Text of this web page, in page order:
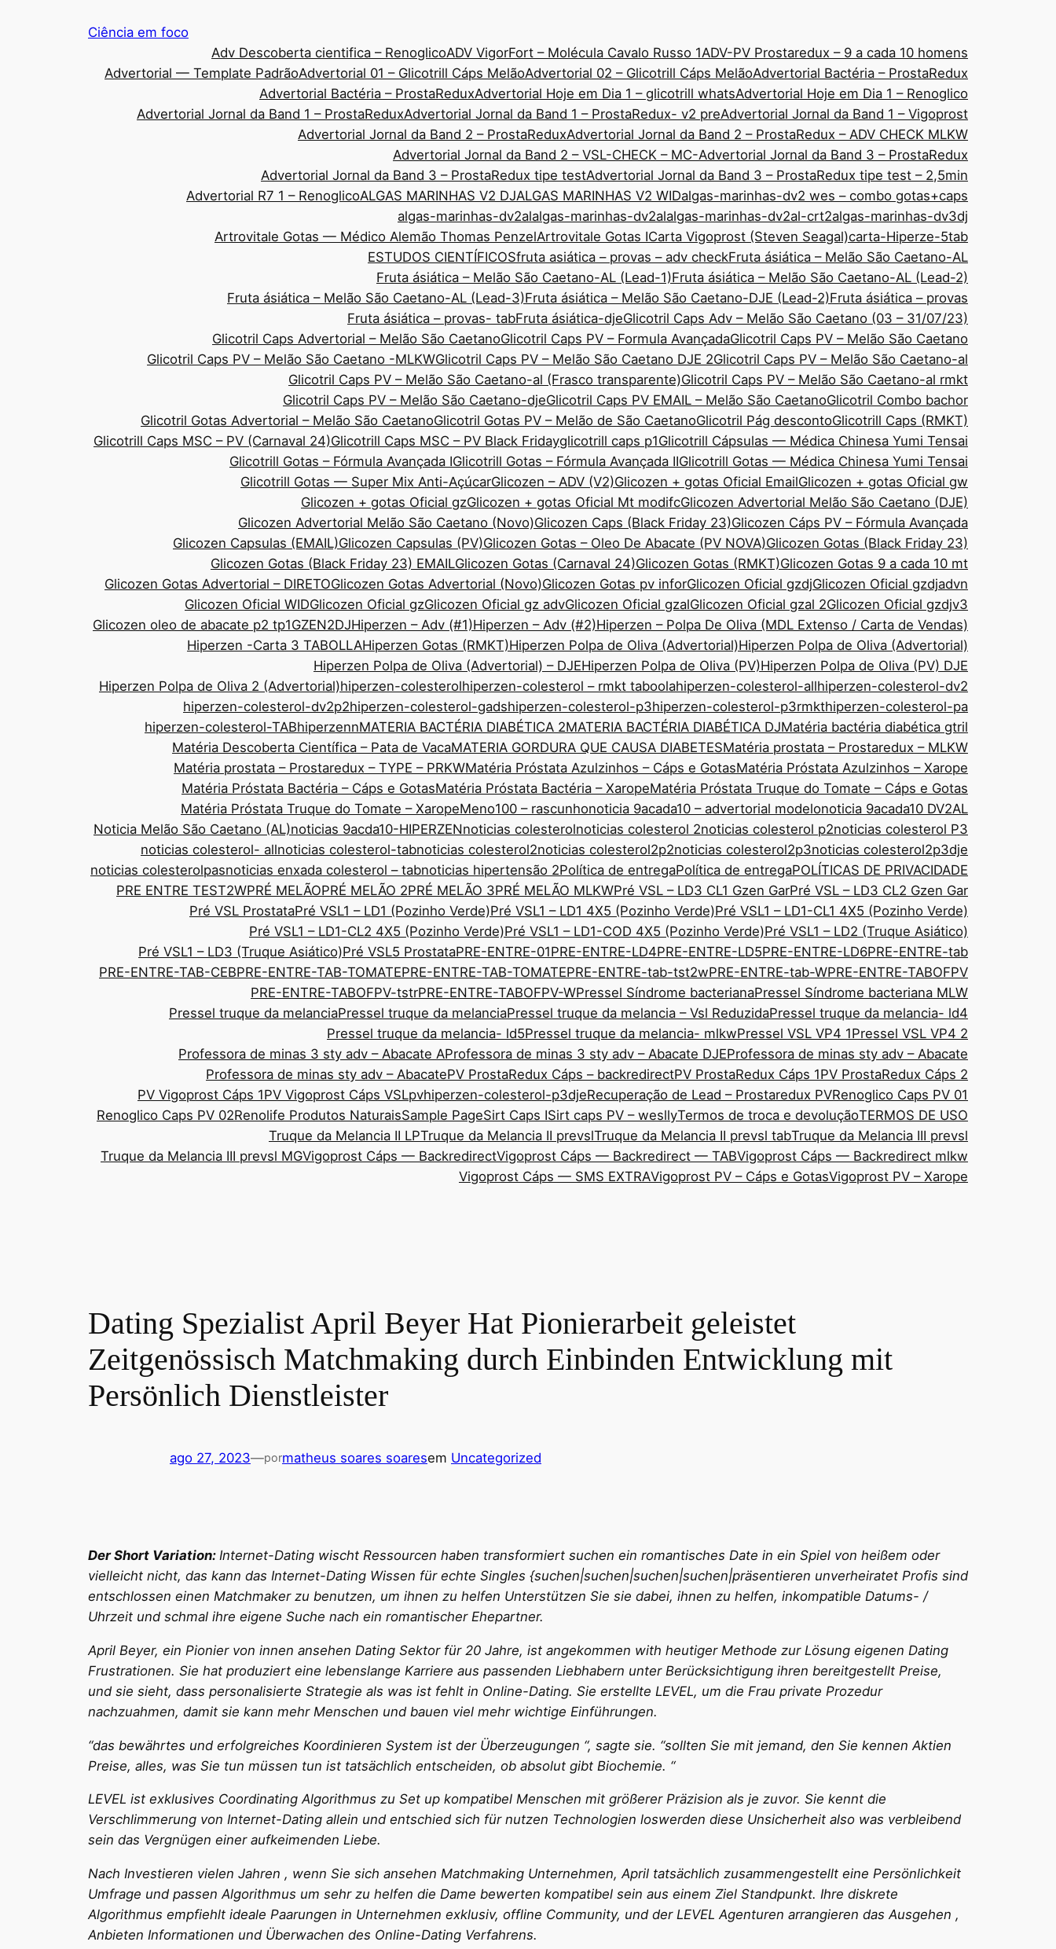
Ciência em foco
Adv Descoberta cientifica – RenoglicoADV VigorFort – Molécula Cavalo Russo 1ADV-PV Prostaredux – 9 a cada 10 homens
Advertorial — Template PadrãoAdvertorial 01 – Glicotrill Cáps MelãoAdvertorial 02 – Glicotrill Cáps MelãoAdvertorial Bactéria – ProstaRedux
Advertorial Bactéria – ProstaReduxAdvertorial Hoje em Dia 1 – glicotrill whatsAdvertorial Hoje em Dia 1 – Renoglico
Advertorial Jornal da Band 1 – ProstaReduxAdvertorial Jornal da Band 1 – ProstaRedux- v2 preAdvertorial Jornal da Band 1 – Vigoprost
Advertorial Jornal da Band 2 – ProstaReduxAdvertorial Jornal da Band 2 – ProstaRedux – ADV CHECK MLKW
Advertorial Jornal da Band 2 – VSL-CHECK – MC-Advertorial Jornal da Band 3 – ProstaRedux
Advertorial Jornal da Band 3 – ProstaRedux tipe testAdvertorial Jornal da Band 3 – ProstaRedux tipe test – 2,5min
Advertorial R7 1 – RenoglicoALGAS MARINHAS V2 DJALGAS MARINHAS V2 WIDalgas-marinhas-dv2 wes – combo gotas+caps
algas-marinhas-dv2alalgas-marinhas-dv2alalgas-marinhas-dv2al-crt2algas-marinhas-dv3dj
Artrovitale Gotas — Médico Alemão Thomas PenzelArtrovitale Gotas ICarta Vigoprost (Steven Seagal)carta-Hiperze-5tab
ESTUDOS CIENTÍFICOSfruta asiática – provas – adv checkFruta ásiática – Melão São Caetano-AL
Fruta ásiática – Melão São Caetano-AL (Lead-1)Fruta ásiática – Melão São Caetano-AL (Lead-2)
Fruta ásiática – Melão São Caetano-AL (Lead-3)Fruta ásiática – Melão São Caetano-DJE (Lead-2)Fruta ásiática – provas
Fruta ásiática – provas- tabFruta ásiática-djeGlicotril Caps Adv – Melão São Caetano (03 – 31/07/23)
Glicotril Caps Advertorial – Melão São CaetanoGlicotril Caps PV – Formula AvançadaGlicotril Caps PV – Melão São Caetano
Glicotril Caps PV – Melão São Caetano -MLKWGlicotril Caps PV – Melão São Caetano DJE 2Glicotril Caps PV – Melão São Caetano-al
Glicotril Caps PV – Melão São Caetano-al (Frasco transparente)Glicotril Caps PV – Melão São Caetano-al rmkt
Glicotril Caps PV – Melão São Caetano-djeGlicotril Caps PV EMAIL – Melão São CaetanoGlicotril Combo bachor
Glicotril Gotas Advertorial – Melão São CaetanoGlicotril Gotas PV – Melão de São CaetanoGlicotril Pág descontoGlicotrill Caps (RMKT)
Glicotrill Caps MSC – PV (Carnaval 24)Glicotrill Caps MSC – PV Black Fridayglicotrill caps p1Glicotrill Cápsulas — Médica Chinesa Yumi Tensai
Glicotrill Gotas – Fórmula Avançada IGlicotrill Gotas – Fórmula Avançada IIGlicotrill Gotas — Médica Chinesa Yumi Tensai
Glicotrill Gotas — Super Mix Anti-AçúcarGlicozen – ADV (V2)Glicozen + gotas Oficial EmailGlicozen + gotas Oficial gw
Glicozen + gotas Oficial gzGlicozen + gotas Oficial Mt modifcGlicozen Advertorial Melão São Caetano (DJE)
Glicozen Advertorial Melão São Caetano (Novo)Glicozen Caps (Black Friday 23)Glicozen Cáps PV – Fórmula Avançada
Glicozen Capsulas (EMAIL)Glicozen Capsulas (PV)Glicozen Gotas – Oleo De Abacate (PV NOVA)Glicozen Gotas (Black Friday 23)
Glicozen Gotas (Black Friday 23) EMAILGlicozen Gotas (Carnaval 24)Glicozen Gotas (RMKT)Glicozen Gotas 9 a cada 10 mt
Glicozen Gotas Advertorial – DIRETOGlicozen Gotas Advertorial (Novo)Glicozen Gotas pv inforGlicozen Oficial gzdjGlicozen Oficial gzdjadvn
Glicozen Oficial WIDGlicozen Oficial gzGlicozen Oficial gz advGlicozen Oficial gzalGlicozen Oficial gzal 2Glicozen Oficial gzdjv3
Glicozen oleo de abacate p2 tp1GZEN2DJHiperzen – Adv (#1)Hiperzen – Adv (#2)Hiperzen – Polpa De Oliva (MDL Extenso / Carta de Vendas)
Hiperzen -Carta 3 TABOLLAHiperzen Gotas (RMKT)Hiperzen Polpa de Oliva (Advertorial)Hiperzen Polpa de Oliva (Advertorial)
Hiperzen Polpa de Oliva (Advertorial) – DJEHiperzen Polpa de Oliva (PV)Hiperzen Polpa de Oliva (PV) DJE
Hiperzen Polpa de Oliva 2 (Advertorial)hiperzen-colesterolhiperzen-colesterol – rmkt taboolahiperzen-colesterol-allhiperzen-colesterol-dv2
hiperzen-colesterol-dv2p2hiperzen-colesterol-gadshiperzen-colesterol-p3hiperzen-colesterol-p3rmkthiperzen-colesterol-pa
hiperzen-colesterol-TABhiperzennMATERIA BACTÉRIA DIABÉTICA 2MATERIA BACTÉRIA DIABÉTICA DJMatéria bactéria diabética gtril
Matéria Descoberta Científica – Pata de VacaMATERIA GORDURA QUE CAUSA DIABETESMatéria prostata – Prostaredux – MLKW
Matéria prostata – Prostaredux – TYPE – PRKWMatéria Próstata Azulzinhos – Cáps e GotasMatéria Próstata Azulzinhos – Xarope
Matéria Próstata Bactéria – Cáps e GotasMatéria Próstata Bactéria – XaropeMatéria Próstata Truque do Tomate – Cáps e Gotas
Matéria Próstata Truque do Tomate – XaropeMeno100 – rascunhonoticia 9acada10 – advertorial modelonoticia 9acada10 DV2AL
Noticia Melão São Caetano (AL)noticias 9acda10-HIPERZENnoticias colesterolnoticias colesterol 2noticias colesterol p2noticias colesterol P3
noticias colesterol- allnoticias colesterol-tabnoticias colesterol2noticias colesterol2p2noticias colesterol2p3noticias colesterol2p3dje
noticias colesterolpasnoticias enxada colesterol – tabnoticias hipertensão 2Política de entregaPolítica de entregaPOLÍTICAS DE PRIVACIDADE
PRE ENTRE TEST2WPRÉ MELÃOPRÉ MELÃO 2PRÉ MELÃO 3PRÉ MELÃO MLKWPré VSL – LD3 CL1 Gzen GarPré VSL – LD3 CL2 Gzen Gar
Pré VSL ProstataPré VSL1 – LD1 (Pozinho Verde)Pré VSL1 – LD1 4X5 (Pozinho Verde)Pré VSL1 – LD1-CL1 4X5 (Pozinho Verde)
Pré VSL1 – LD1-CL2 4X5 (Pozinho Verde)Pré VSL1 – LD1-COD 4X5 (Pozinho Verde)Pré VSL1 – LD2 (Truque Asiático)
Pré VSL1 – LD3 (Truque Asiático)Pré VSL5 ProstataPRE-ENTRE-01PRE-ENTRE-LD4PRE-ENTRE-LD5PRE-ENTRE-LD6PRE-ENTRE-tab
PRE-ENTRE-TAB-CEBPRE-ENTRE-TAB-TOMATEPRE-ENTRE-TAB-TOMATEPRE-ENTRE-tab-tst2wPRE-ENTRE-tab-WPRE-ENTRE-TABOFPV
PRE-ENTRE-TABOFPV-tstrPRE-ENTRE-TABOFPV-WPressel Síndrome bacterianaPressel Síndrome bacteriana MLW
Pressel truque da melanciaPressel truque da melanciaPressel truque da melancia – Vsl ReduzidaPressel truque da melancia- ld4
Pressel truque da melancia- ld5Pressel truque da melancia- mlkwPressel VSL VP4 1Pressel VSL VP4 2
Professora de minas 3 sty adv – Abacate AProfessora de minas 3 sty adv – Abacate DJEProfessora de minas sty adv – Abacate
Professora de minas sty adv – AbacatePV ProstaRedux Cáps – backredirectPV ProstaRedux Cáps 1PV ProstaRedux Cáps 2
PV Vigoprost Cáps 1PV Vigoprost Cáps VSLpvhiperzen-colesterol-p3djeRecuperação de Lead – Prostaredux PVRenoglico Caps PV 01
Renoglico Caps PV 02Renolife Produtos NaturaisSample PageSirt Caps ISirt caps PV – wesllyTermos de troca e devoluçãoTERMOS DE USO
Truque da Melancia II LPTruque da Melancia II prevslTruque da Melancia II prevsl tabTruque da Melancia III prevsl
Truque da Melancia III prevsl MGVigoprost Cáps — BackredirectVigoprost Cáps — Backredirect — TABVigoprost Cáps — Backredirect mlkw
Vigoprost Cáps — SMS EXTRAVigoprost PV – Cáps e GotasVigoprost PV – Xarope
Dating Spezialist April Beyer Hat Pionierarbeit geleistet
Zeitgenössisch Matchmaking durch Einbinden Entwicklung mit
Persönlich Dienstleister
ago 27, 2023—pormatheus soares soaresem Uncategorized
Der Short Variation: Internet-Dating wischt Ressourcen haben transformiert suchen ein romantisches Date in ein Spiel von heißem oder
vielleicht nicht, das kann das Internet-Dating Wissen für echte Singles {suchen|suchen|suchen|suchen|präsentieren unverheiratet Profis sind
entschlossen einen Matchmaker zu benutzen, um ihnen zu helfen Unterstützen Sie sie dabei, ihnen zu helfen, inkompatible Datums- /
Uhrzeit und schmal ihre eigene Suche nach ein romantischer Ehepartner.
April Beyer, ein Pionier von innen ansehen Dating Sektor für 20 Jahre, ist angekommen with heutiger Methode zur Lösung eigenen Dating
Frustrationen. Sie hat produziert eine lebenslange Karriere aus passenden Liebhabern unter Berücksichtigung ihren bereitgestellt Preise,
und sie sieht, dass personalisierte Strategie als was ist fehlt in Online-Dating. Sie erstellte LEVEL, um die Frau private Prozedur
nachzuahmen, damit sie kann mehr Menschen und bauen viel mehr wichtige Einführungen.
“das bewährtes und erfolgreiches Koordinieren System ist der Überzeugungen “, sagte sie. “sollten Sie mit jemand, den Sie kennen Aktien
Preise, alles, was Sie tun müssen tun ist tatsächlich entscheiden, ob absolut gibt Biochemie. “
LEVEL ist exklusives Coordinating Algorithmus zu Set up kompatibel Menschen mit größerer Präzision als je zuvor. Sie kennt die
Verschlimmerung von Internet-Dating allein und entschied sich für nutzen Technologien loswerden diese Unsicherheit also was verbleibend
sein das Vergnügen einer aufkeimenden Liebe.
Nach Investieren vielen Jahren , wenn Sie sich ansehen Matchmaking Unternehmen, April tatsächlich zusammengestellt eine Persönlichkeit
Umfrage und passen Algorithmus um sehr zu helfen die Dame bewerten kompatibel sein aus einem Ziel Standpunkt. Ihre diskrete
Algorithmus empfiehlt ideale Paarungen in Unternehmen exklusiv, offline Community, und der LEVEL Agenturen arrangieren das Ausgehen ,
Anbieten Informationen und Überwachen des Online-Dating Verfahrens.